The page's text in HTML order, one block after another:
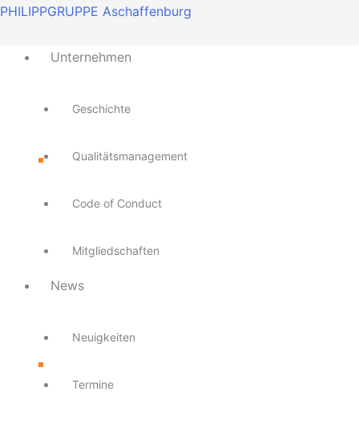
Zum
springen
PHILIPPGRUPPE Aschaffenburg
Main
Unternehmen
Geschichte
Qualitätsmanagement
Code of Conduct
Mitgliedschaften
News
Neuigkeiten
Termine
Main
Main
Main
Main